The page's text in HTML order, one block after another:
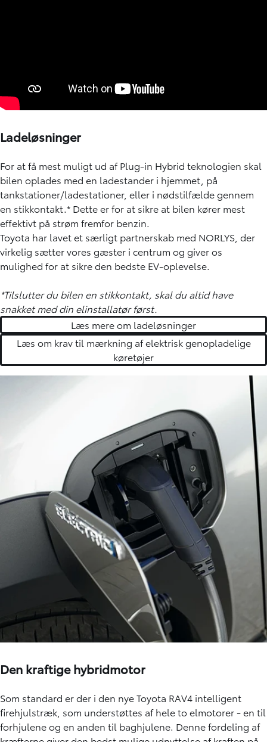
Ladeløsninger
For at få mest muligt ud af Plug-in Hybrid teknologien skal
bilen oplades med en ladestander i hjemmet, på
tankstationer/ladestationer, eller i nødstilfælde gennem
en stikkontakt.* Dette er for at sikre at bilen kører mest
effektivt på strøm fremfor benzin.
Toyota har lavet et særligt partnerskab med NORLYS, der
virkelig sætter vores gæster i centrum og giver os
mulighed for at sikre den bedste EV-oplevelse.
*Tilslutter du bilen en stikkontakt, skal du altid have
snakket med din elinstallatør først.
Læs mere om ladeløsninger
Læs om krav til mærkning af elektrisk genopladelige
køretøjer
Den kraftige hybridmotor
Som standard er der i den nye Toyota RAV4 intelligent
firehjulstræk, som understøttes af hele to elmotorer - en til
forhjulene og en anden til baghjulene. Denne fordeling af